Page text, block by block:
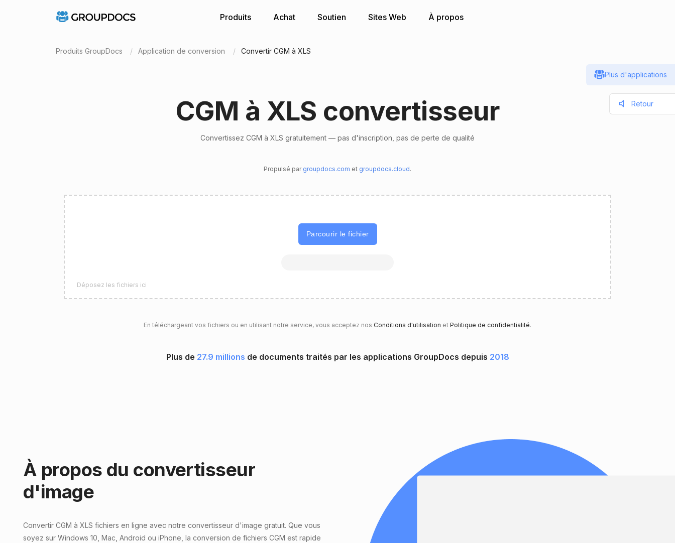
Produits Achat Soutien Sites Web À propos
Produits GroupDocs Application de conversion Convertir CGM à XLS
CGM à XLS convertisseur
Convertissez CGM à XLS gratuitement — pas d'inscription, pas de perte de qualité
Propulsé par groupdocs.com et groupdocs.cloud.
Parcourir le fichier
Déposez les fichiers ici
En téléchargeant vos fichiers ou en utilisant notre service, vous acceptez nos Conditions d'utilisation et Politique de confidentialité.
Plus de 27.9 millions de documents traités par les applications GroupDocs depuis 2018
À propos du convertisseur
d'image
Convertir CGM à XLS fichiers en ligne avec notre convertisseur d'image gratuit. Que vous
soyez sur Windows 10, Mac, Android ou iPhone, la conversion de fichiers CGM est rapide
Plus d'applications
Retour